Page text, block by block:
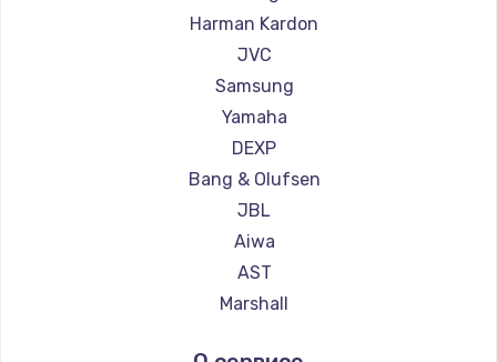
Замена системной платы
1500 руб.
Заказать
Замена температурного датчика
2500 руб.
Заказать
Замена электроконфорки
Harman Kardon
JVC
Samsung
Yamaha
DEXP
Bang & Olufsen
JBL
Aiwa
AST
Marshall